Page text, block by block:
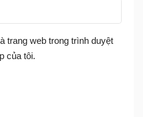
trang web trong trình duyệt
của tôi.